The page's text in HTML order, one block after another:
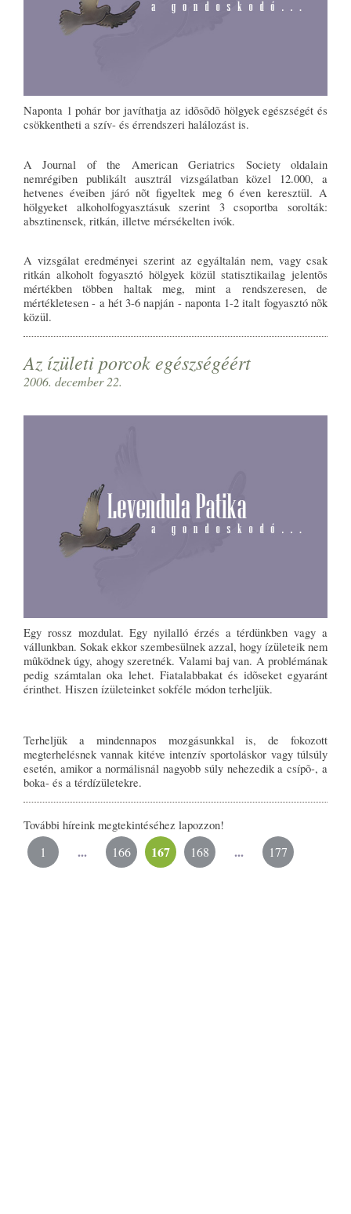
Naponta 1 pohár bor javíthatja az idõsõdõ hölgyek egészségét és
csökkentheti a szív- és érrendszeri halálozást is.
A Journal of the American Geriatrics Society oldalain
nemrégiben publikált ausztrál vizsgálatban közel 12.000, a
hetvenes éveiben járó nõt figyeltek meg 6 éven keresztül. A
hölgyeket alkoholfogyasztásuk szerint 3 csoportba sorolták:
absztinensek, ritkán, illetve mérsékelten ivók.
A vizsgálat eredményei szerint az egyáltalán nem, vagy csak
ritkán alkoholt fogyasztó hölgyek közül statisztikailag jelentõs
mértékben többen haltak meg, mint a rendszeresen, de
mértékletesen - a hét 3-6 napján - naponta 1-2 italt fogyasztó nõk
közül.
Az ízületi porcok egészségéért
2006. december 22.
Egy rossz mozdulat. Egy nyilalló érzés a térdünkben vagy a
vállunkban. Sokak ekkor szembesülnek azzal, hogy ízületeik nem
mûködnek úgy, ahogy szeretnék. Valami baj van. A problémának
pedig számtalan oka lehet. Fiatalabbakat és idõseket egyaránt
érinthet. Hiszen ízületeinket sokféle módon terheljük.
Terheljük a mindennapos mozgásunkkal is, de fokozott
megterhelésnek vannak kitéve intenzív sportoláskor vagy túlsúly
esetén, amikor a normálisnál nagyobb súly nehezedik a csípõ-, a
boka- és a térdízületekre.
További híreink megtekintéséhez lapozzon!
1 ... 166 167 168 ... 177